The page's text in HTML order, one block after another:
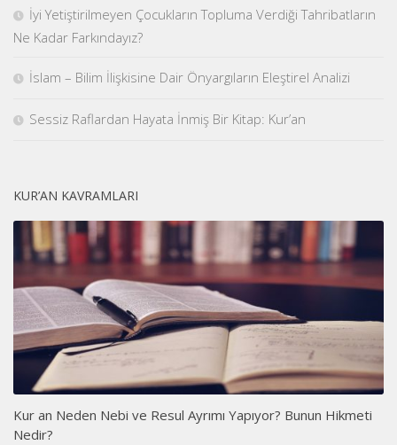
İyi Yetiştirilmeyen Çocukların Topluma Verdiği Tahribatların
Ne Kadar Farkındayız?
İslam – Bilim İlişkisine Dair Önyargıların Eleştirel Analizi
Sessiz Raflardan Hayata İnmiş Bir Kitap: Kur’an
KUR’AN KAVRAMLARI
Kur an Neden Nebi ve Resul Ayrımı Yapıyor? Bunun Hikmeti
Nedir?